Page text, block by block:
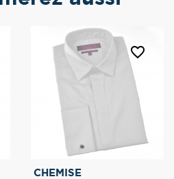
CHEMISE
favorite_border